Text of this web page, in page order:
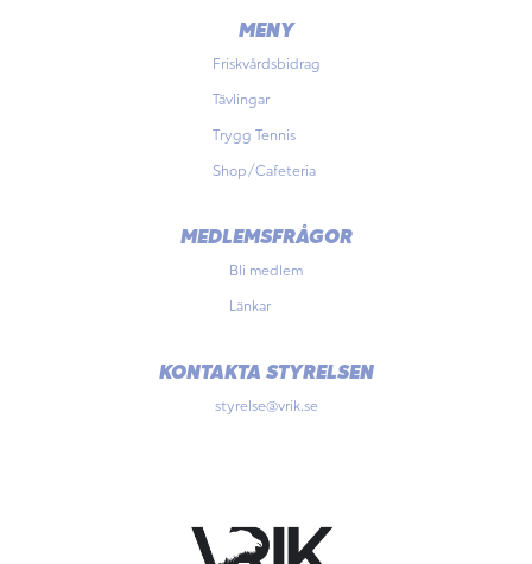
MENY
Friskvårdsbidrag
Tävlingar
Trygg Tennis
Shop/Cafeteria
MEDLEMSFRÅGOR
Bli medlem
Länkar
KONTAKTA STYRELSEN
styrelse@vrik.se